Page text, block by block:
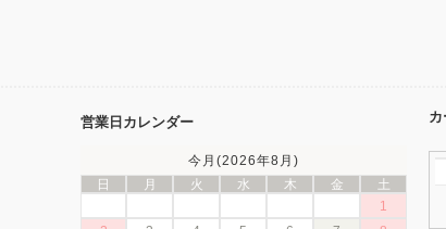
営業日カレンダー
今月(2026年8月)
日
月 火 水 木 金
土
1
カ